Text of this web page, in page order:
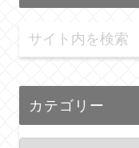
カテゴリー